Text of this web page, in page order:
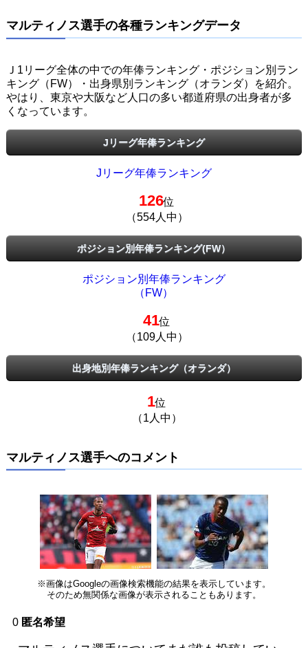
マルティノス選手の各種ランキングデータ
Ｊ1リーグ全体の中での年俸ランキング・ポジション別ラン
キング（FW）・出身県別ランキング（オランダ）を紹介。
やはり、東京や大阪など人口の多い都道府県の出身者が多
くなっています。
Jリーグ年俸ランキング
Jリーグ年俸ランキング
126位
（554人中）
ポジション別年俸ランキング(FW）
ポジション別年俸ランキング
（FW）
41位
（109人中）
出身地別年俸ランキング（オランダ）
1位
（1人中）
マルティノス選手へのコメント
※画像はGoogleの画像検索機能の結果を表示しています。
そのため無関係な画像が表示されることもあります。
0 匿名希望